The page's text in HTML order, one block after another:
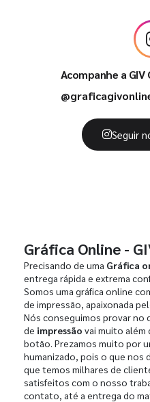
Acompanhe a
Seguir
Gráfica Online -
Precisando de uma Gráfica
entrega rápida e extrema
Somos uma gráfica online
de impressão, apaixonada
Nós conseguimos provar no
de impressão vai muito além
botão. Prezamos muito por
humanizado, pois o que nos
que temos milhares de
satisfeitos com o nosso
contato, até a entrega do